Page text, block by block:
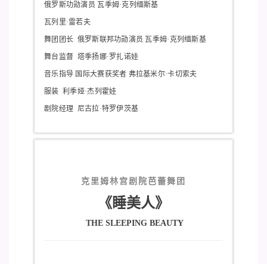
俄罗斯功勋演员 瓦季姆·克列缅斯基
瓦列里·雷若夫
舞团团长 俄罗斯联邦功勋演员 瓦季姆·克列缅斯基
舞台监督 塔季扬娜·罗扎诺娃
音乐指导 国际大赛获奖者 弗拉基米尔·卡切索夫
服装 利季娅·杰列霍娃
剧院经理 尼古拉·特罗伊茨基
克里姆林宫剧院芭蕾舞团
《睡美人》
THE SLEEPING BEAUTY